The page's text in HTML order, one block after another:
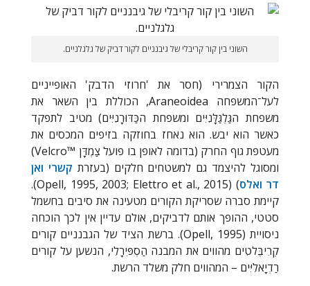
השוני בין קור קריבלי של גיבנניים לקור דביק של גלגלניים.
הקור הצמרירי (חסר את 'חרוזי הדבק' האופייניים
לעל־המשפחה Araneoidea, הכוללת בין השאר את
משפחת הגַּלְגַּלָּנִיִּים ומשפחת הכַּדּוּרָנִיִּים) מטיב לתפקד
כאשר הוא יבש. הוא נאחז בחוזקה בזיפים המכסים את
מעטפת גוף החרק (בדומה לאופן בו פועל צַמְדָּן Velcro™
)
ומסוגל להיצמד גם למשטחים חלקים (בעזרת קשרי ואן
דר ואלס) (
Opell, 1995, 2003; Elettro et al., 2015
).
קיימת סברה שסריקת הקורים מטעינה את סיבים בחשמל
סטטי, ההופך אותם לדביקים, אולם עדיין אין לכך הוכחה
ניסויית (Opell, 1995). ברשת הציד של הגבנניים קורים
קְרִיבֶּלטִים מהווים את המבנה הַסְפִּירָלִי, הנשען על קורים
רַדְיָאלִיִּים – המהווים חלק משלד הרשת.